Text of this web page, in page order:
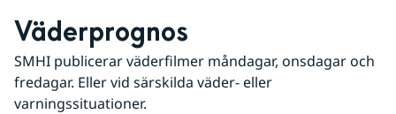
Väderprognos
SMHI publicerar väderfilmer måndagar, onsdagar och
fredagar. Eller vid särskilda väder- eller
varningssituationer.